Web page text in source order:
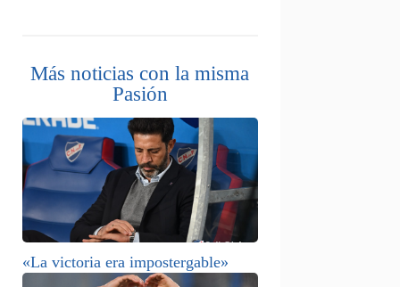
Más noticias con la misma
Pasión
«La victoria era impostergable»